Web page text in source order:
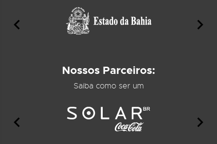
Nossos Parceiros:
Saiba como ser um